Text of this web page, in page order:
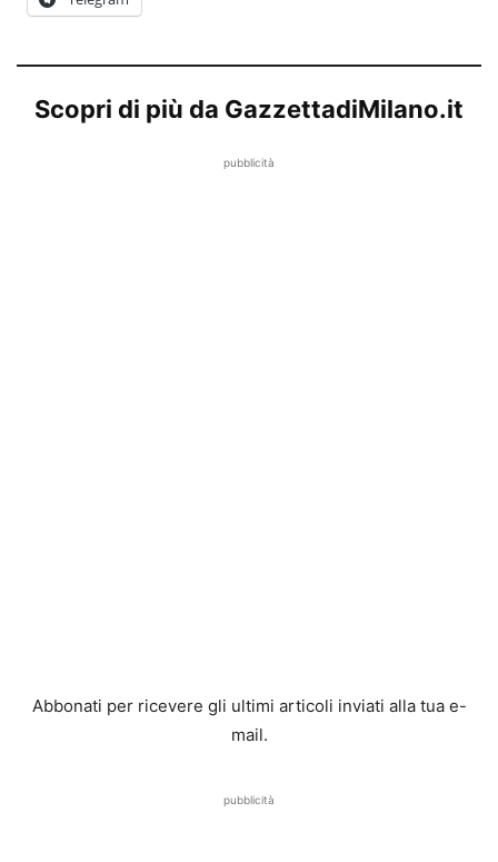
Scopri di più da GazzettadiMilano.it
pubblicità
Abbonati per ricevere gli ultimi articoli inviati alla tua e-
mail.
pubblicità